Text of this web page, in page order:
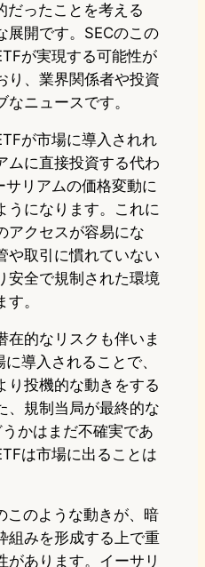
だったことを考える
展開です。SECのこの
が実現する可能性が
り、業界関係者や投資
ニュースです。
が市場に導入されれ
ムに直接投資する代わ
サリアムの価格変動に
うになります。これに
アクセスが容易にな
や取引に慣れていない
安全で規制された環境
。
在的なリスクも伴いま
導入されることで、
り投機的な動きをする
、規制当局が最終的な
かはまだ不確実であ
は市場に出ることは
このような動きが、暗
組みを形成する上で重
があります。イーサリ